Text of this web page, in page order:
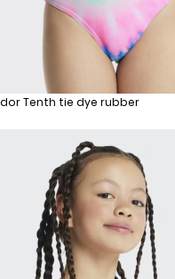
Tenth tie dye rubber